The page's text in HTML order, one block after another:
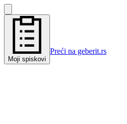
Moji spiskovi
Preći na geberit.rs